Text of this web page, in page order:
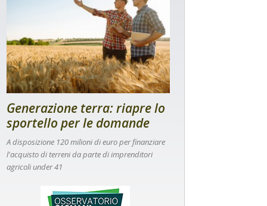
Generazione terra: riapre lo
sportello per le domande
A disposizione 120 milioni di euro per finanziare
l'acquisto di terreni da parte di imprenditori
agricoli under 41